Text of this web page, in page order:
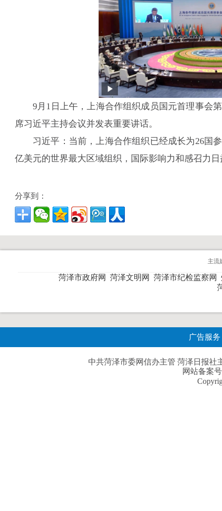
9月1日上午，上海合作组织成员国元首理事会
席习近平主持会议并发表重要讲话。
习近平：当前，上海合作组织已经成长为26国
亿美元的世界最大区域组织，国际影响力和感召力
分享到：
主流
菏泽市政府网 菏泽文明网 菏泽市纪检监察网
广告服务
中共菏泽市委网信办主管 菏泽日报社
网站备案